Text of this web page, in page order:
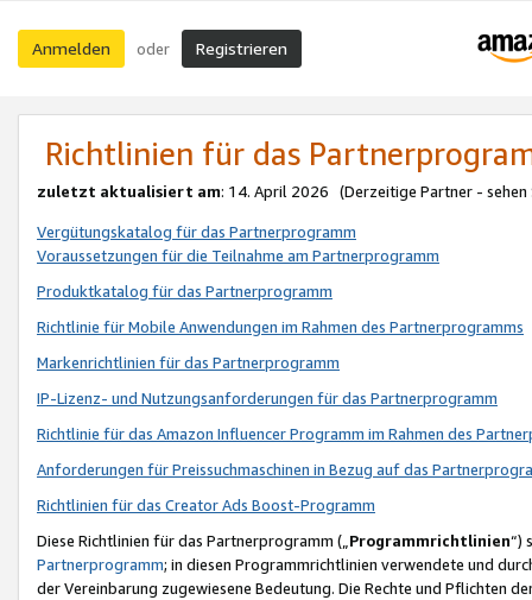
Anmelden oder Registrieren
Richtlinien für das
zuletzt aktualisiert am: 14. April 2026 (Derzeitige Partner - sehen
Vergütungskatalog für das Partnerprogramm
Voraussetzungen für die Teilnahme am Partnerprogramm
Produktkatalog für das Partnerprogramm
Richtlinie für Mobile Anwendungen im Rahmen des Partnerprogramms
Markenrichtlinien für das Partnerprogramm
IP-Lizenz- und Nutzungsanforderungen für das Partnerprogramm
Richtlinie für das Amazon Influencer Programm im Rahmen des
Anforderungen für Preissuchmaschinen in Bezug auf das
Richtlinien für das Creator Ads Boost-Programm
Diese Richtlinien für das Partnerprogramm („Programmrichtlinien“)
Partnerprogramm; in diesen Programmrichtlinien verwendete und
der Vereinbarung zugewiesene Bedeutung. Die Rechte und Pflichten